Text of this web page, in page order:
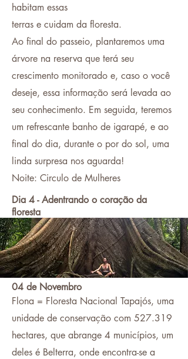
habitam essas
terras e cuidam da floresta.
Ao final do passeio, plantaremos uma
árvore na reserva que terá seu
crescimento monitorado e, caso o você
deseje, essa informação será levada ao
seu conhecimento. Em seguida, teremos
um refrescante banho de igarapé, e ao
final do dia, durante o por do sol, uma
linda surpresa nos aguarda!
Noite: Circulo de Mulheres
Dia 4 - Adentrando o coração da
floresta
04 de Novembro
Flona = Floresta Nacional Tapajós, uma
unidade de conservação com 527.319
hectares, que abrange 4 municípios, um
deles é Belterra, onde encontra-se a